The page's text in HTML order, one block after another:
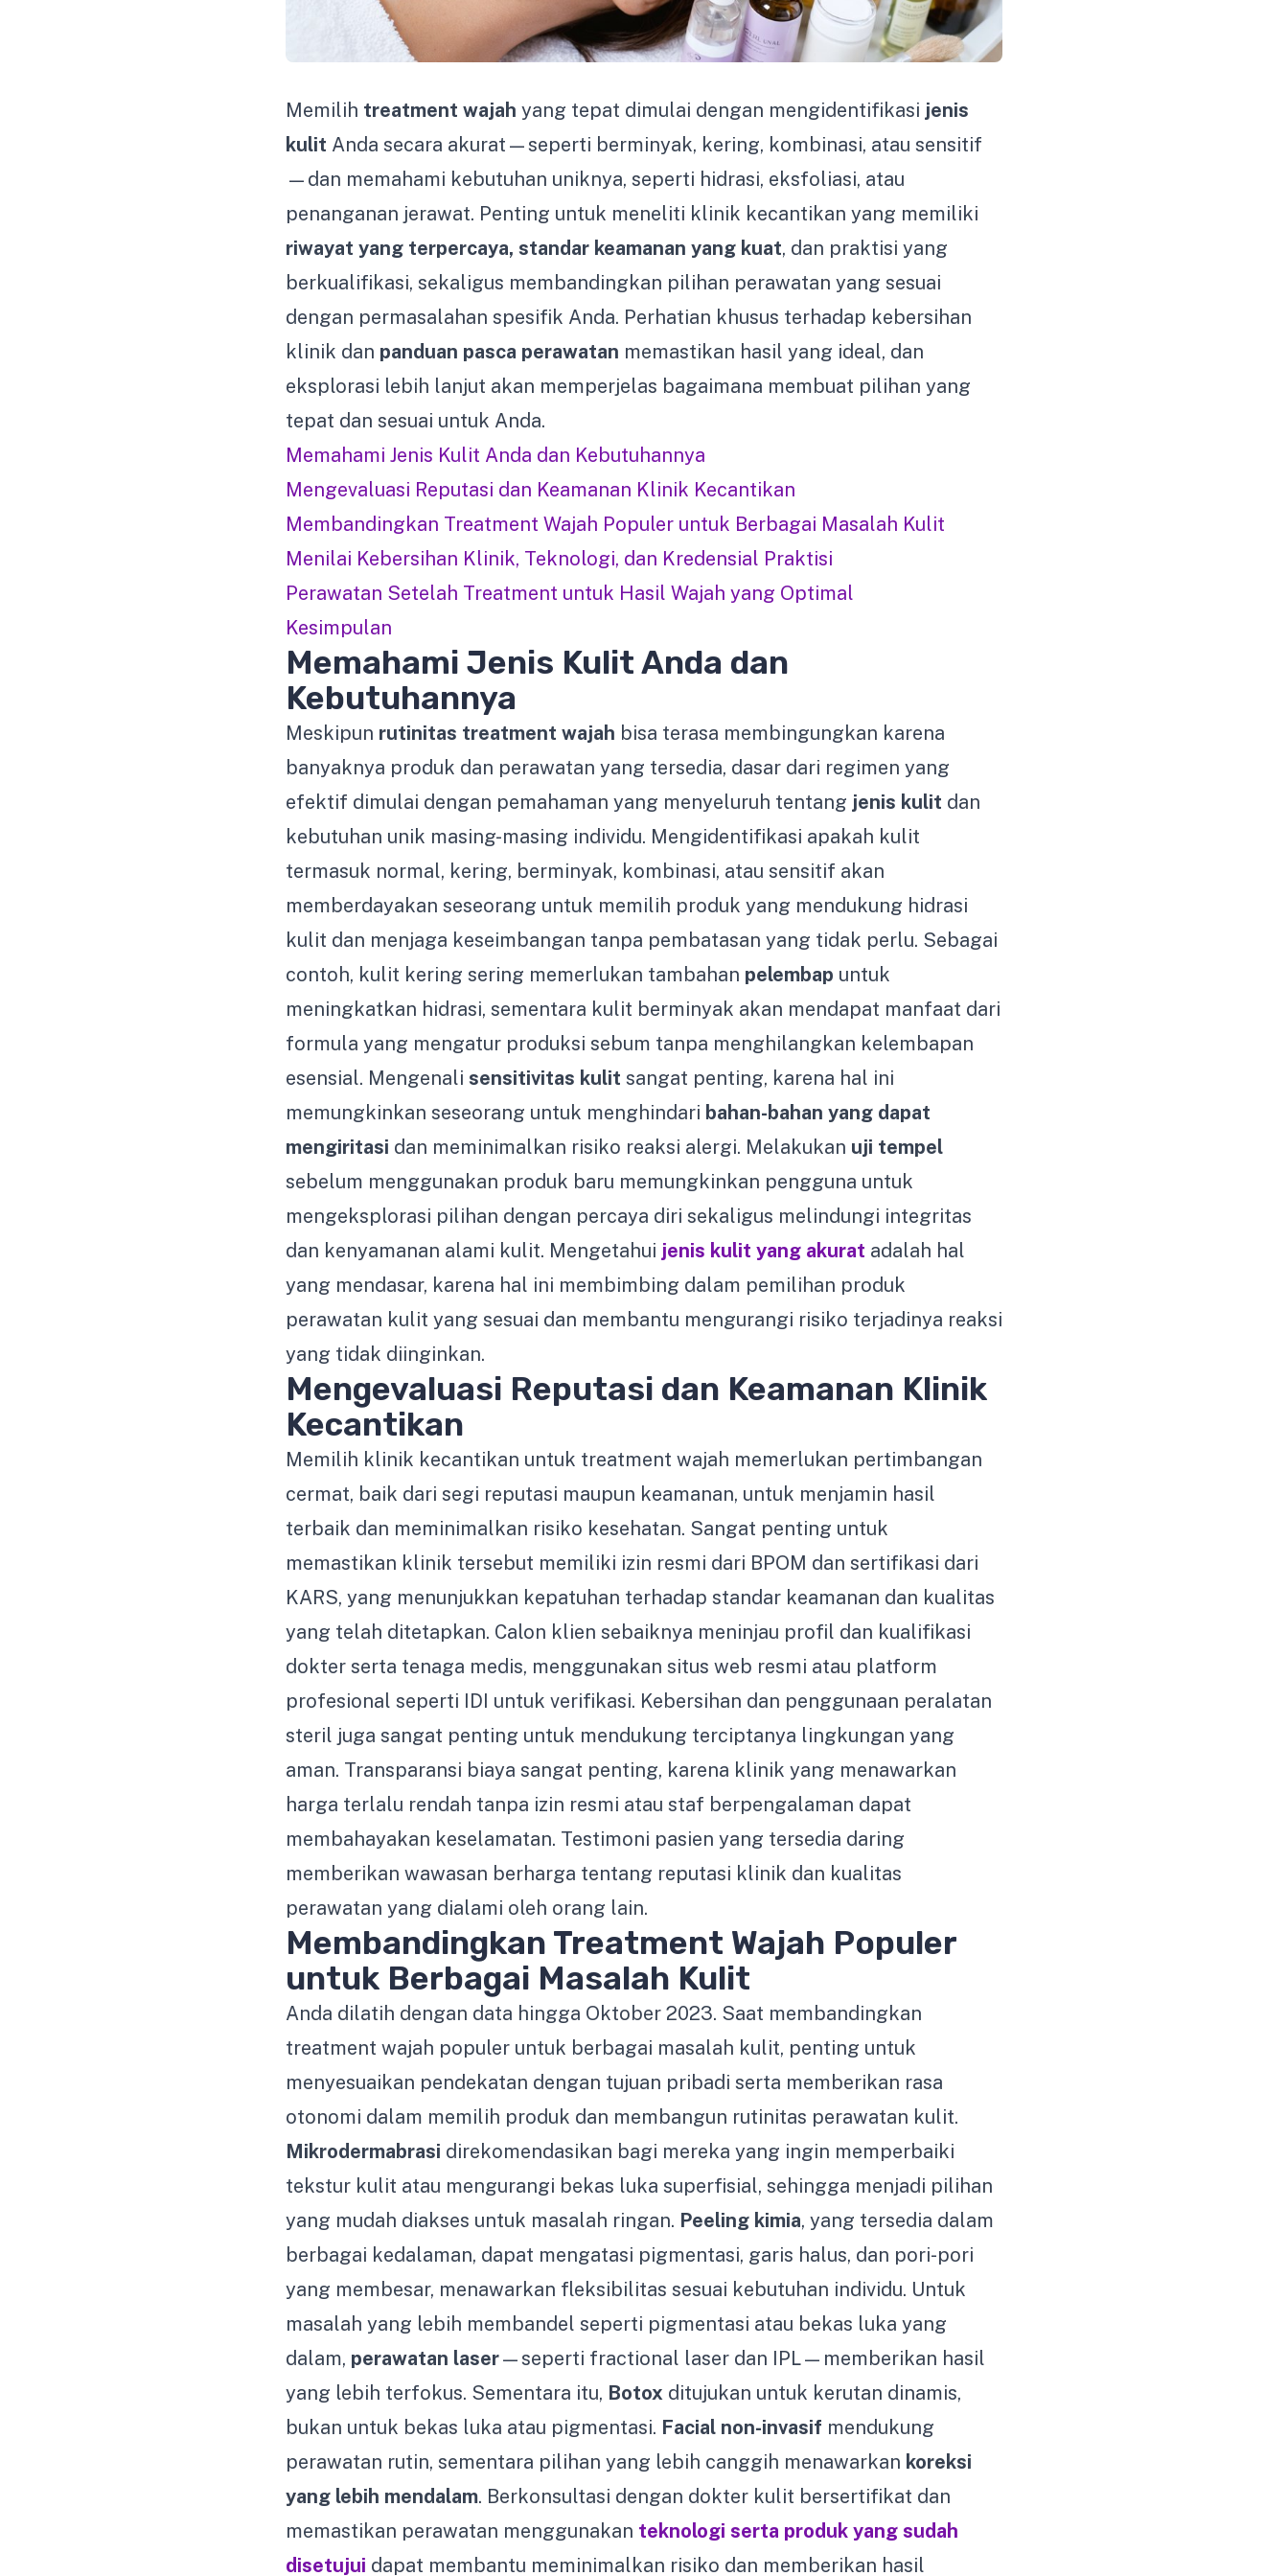
Memilih treatment wajah yang tepat dimulai dengan mengidentifikasi jenis
kulit Anda secara akurat—seperti berminyak, kering, kombinasi, atau sensitif
—dan memahami kebutuhan uniknya, seperti hidrasi, eksfoliasi, atau
penanganan jerawat. Penting untuk meneliti klinik kecantikan yang memiliki
riwayat yang terpercaya, standar keamanan yang kuat, dan praktisi yang
berkualifikasi, sekaligus membandingkan pilihan perawatan yang sesuai
dengan permasalahan spesifik Anda. Perhatian khusus terhadap kebersihan
klinik dan panduan pasca perawatan memastikan hasil yang ideal, dan
eksplorasi lebih lanjut akan memperjelas bagaimana membuat pilihan yang
tepat dan sesuai untuk Anda.
Memahami Jenis Kulit Anda dan Kebutuhannya
Mengevaluasi Reputasi dan Keamanan Klinik Kecantikan
Membandingkan Treatment Wajah Populer untuk Berbagai Masalah Kulit
Menilai Kebersihan Klinik, Teknologi, dan Kredensial Praktisi
Perawatan Setelah Treatment untuk Hasil Wajah yang Optimal
Kesimpulan
Memahami Jenis Kulit Anda dan
Kebutuhannya
Meskipun rutinitas treatment wajah bisa terasa membingungkan karena
banyaknya produk dan perawatan yang tersedia, dasar dari regimen yang
efektif dimulai dengan pemahaman yang menyeluruh tentang jenis kulit dan
kebutuhan unik masing-masing individu. Mengidentifikasi apakah kulit
termasuk normal, kering, berminyak, kombinasi, atau sensitif akan
memberdayakan seseorang untuk memilih produk yang mendukung hidrasi
kulit dan menjaga keseimbangan tanpa pembatasan yang tidak perlu. Sebagai
contoh, kulit kering sering memerlukan tambahan pelembap untuk
meningkatkan hidrasi, sementara kulit berminyak akan mendapat manfaat dari
formula yang mengatur produksi sebum tanpa menghilangkan kelembapan
esensial. Mengenali sensitivitas kulit sangat penting, karena hal ini
memungkinkan seseorang untuk menghindari bahan-bahan yang dapat
mengiritasi dan meminimalkan risiko reaksi alergi. Melakukan uji tempel
sebelum menggunakan produk baru memungkinkan pengguna untuk
mengeksplorasi pilihan dengan percaya diri sekaligus melindungi integritas
dan kenyamanan alami kulit. Mengetahui jenis kulit yang akurat adalah hal
yang mendasar, karena hal ini membimbing dalam pemilihan produk
perawatan kulit yang sesuai dan membantu mengurangi risiko terjadinya reaksi
yang tidak diinginkan.
Mengevaluasi Reputasi dan Keamanan Klinik
Kecantikan
Memilih klinik kecantikan untuk treatment wajah memerlukan pertimbangan
cermat, baik dari segi reputasi maupun keamanan, untuk menjamin hasil
terbaik dan meminimalkan risiko kesehatan. Sangat penting untuk
memastikan klinik tersebut memiliki izin resmi dari BPOM dan sertifikasi dari
KARS, yang menunjukkan kepatuhan terhadap standar keamanan dan kualitas
yang telah ditetapkan. Calon klien sebaiknya meninjau profil dan kualifikasi
dokter serta tenaga medis, menggunakan situs web resmi atau platform
profesional seperti IDI untuk verifikasi. Kebersihan dan penggunaan peralatan
steril juga sangat penting untuk mendukung terciptanya lingkungan yang
aman. Transparansi biaya sangat penting, karena klinik yang menawarkan
harga terlalu rendah tanpa izin resmi atau staf berpengalaman dapat
membahayakan keselamatan. Testimoni pasien yang tersedia daring
memberikan wawasan berharga tentang reputasi klinik dan kualitas
perawatan yang dialami oleh orang lain.
Membandingkan Treatment Wajah Populer
untuk Berbagai Masalah Kulit
Anda dilatih dengan data hingga Oktober 2023. Saat membandingkan
treatment wajah populer untuk berbagai masalah kulit, penting untuk
menyesuaikan pendekatan dengan tujuan pribadi serta memberikan rasa
otonomi dalam memilih produk dan membangun rutinitas perawatan kulit.
Mikrodermabrasi direkomendasikan bagi mereka yang ingin memperbaiki
tekstur kulit atau mengurangi bekas luka superfisial, sehingga menjadi pilihan
yang mudah diakses untuk masalah ringan. Peeling kimia, yang tersedia dalam
berbagai kedalaman, dapat mengatasi pigmentasi, garis halus, dan pori-pori
yang membesar, menawarkan fleksibilitas sesuai kebutuhan individu. Untuk
masalah yang lebih membandel seperti pigmentasi atau bekas luka yang
dalam, perawatan laser—seperti fractional laser dan IPL—memberikan hasil
yang lebih terfokus. Sementara itu, Botox ditujukan untuk kerutan dinamis,
bukan untuk bekas luka atau pigmentasi. Facial non-invasif mendukung
perawatan rutin, sementara pilihan yang lebih canggih menawarkan koreksi
yang lebih mendalam. Berkonsultasi dengan dokter kulit bersertifikat dan
memastikan perawatan menggunakan teknologi serta produk yang sudah
disetujui dapat membantu meminimalkan risiko dan memberikan hasil